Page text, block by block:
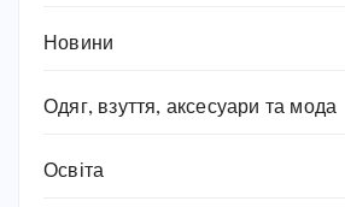
Новини
Одяг, взуття, аксесуари та мода
Освіта